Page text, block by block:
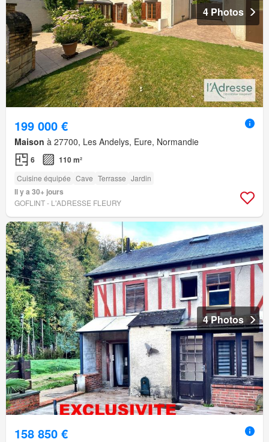
4 Photos
199 000 €
Maison à 27700, Les Andelys, Eure, Normandie
6 110 m²
Cuisine équipée Cave Terrasse Jardin
Il y a 30+ jours
GOFLINT - L'ADRESSE FLEURY
4 Photos
158 850 €